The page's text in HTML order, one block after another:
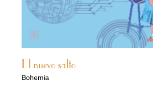
El nuevo salto
Bohemia